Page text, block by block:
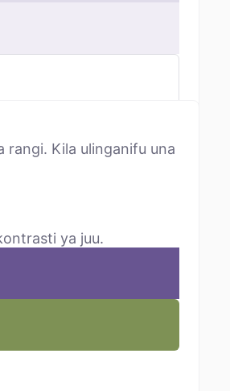
rangi. Kila ulinganifu una
ya juu.